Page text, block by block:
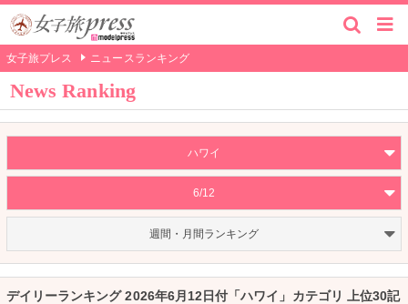
女子旅プレス ニュースランキング
News Ranking
ハワイ
6/12
週間・月間ランキング
デイリーランキング 2026年6月12日付「ハワイ」カテゴリ 上位30記